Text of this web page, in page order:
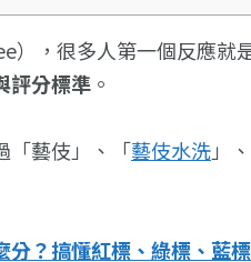
），很多人第一個反應
評分標準 。
「藝伎」、「藝伎水洗」
分？搞懂紅標、綠標、藍